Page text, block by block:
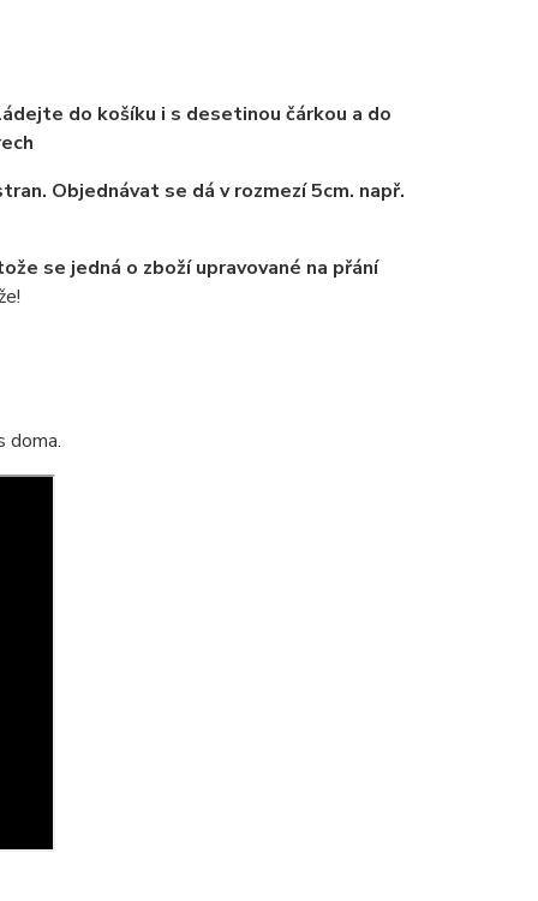
do košíku i s desetinou čárkou a do
Objednávat se dá v rozmezí 5cm. např.
se jedná o zboží upravované na přání
doma.